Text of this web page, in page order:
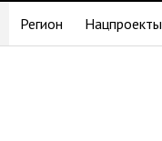
Регион Нацпроекты